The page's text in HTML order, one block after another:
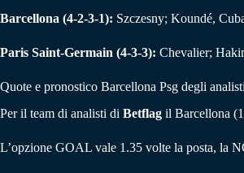
Barcellona (4-2-3-1): Szczesny; Koundé,
Paris Saint-Germain (4-3-3): Chevalier;
Quote e pronostico Barcellona Psg degli analisti
Per il team di analisti di Betflag il Barcellona
L’opzione GOAL vale 1.35 volte la posta, la